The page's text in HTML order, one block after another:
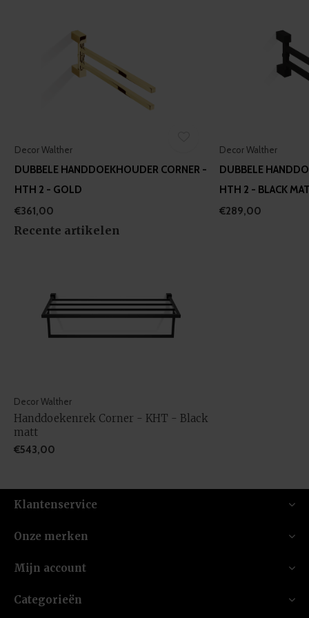
Decor Walther
DUBBELE HANDDOEKHOUDER CORNER -
HTH 2 - GOLD
€361,00
Decor Walther
DUBBELE
HTH 2 - BLACK
€289,00
Recente artikelen
Decor Walther
Handdoekenrek Corner - KHT - Black
matt
€543,00
Klantenservice
Onze merken
Mijn account
Categorieën